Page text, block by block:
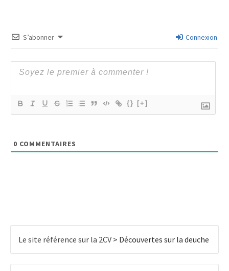
S’abonner Connexion
{} [+]
0 COMMENTAIRES
Le site référence sur la 2CV > Découvertes sur la deuche